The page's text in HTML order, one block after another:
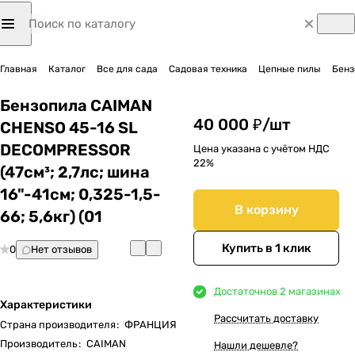
Главная Каталог Все для сада Садовая техника Цепные пилы
Бензопила CAIMAN
CHENSO 45-16 SL
DECOMPRESSOR
(47см³; 2,7лс; шина
16"-41см; 0,325-1,5-
66; 5,6кг) (01
0 Нет отзывов
Характеристики
Страна производителя: ФРАНЦИЯ
Производитель: CAIMAN
40 000 ₽/шт
Цена указана с учётом НДС
22%
В корзину
Купить в 1 клик
Достаточнов 2 магазинах
Рассчитать доставку
Нашли дешевле?